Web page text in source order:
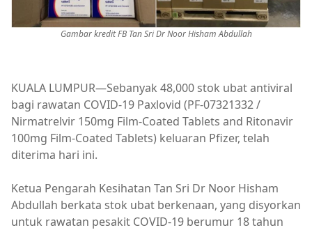
Gambar kredit FB Tan Sri Dr Noor Hisham Abdullah
KUALA LUMPUR—Sebanyak 48,000 stok ubat antiviral
bagi rawatan COVID-19 Paxlovid (PF-07321332 /
Nirmatrelvir 150mg Film-Coated Tablets and Ritonavir
100mg Film-Coated Tablets) keluaran Pfizer, telah
diterima hari ini.
Ketua Pengarah Kesihatan Tan Sri Dr Noor Hisham
Abdullah berkata stok ubat berkenaan, yang disyorkan
untuk rawatan pesakit COVID-19 berumur 18 tahun